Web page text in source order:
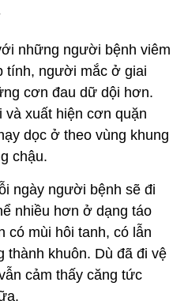
những người bệnh viêm
tính, người mắc ở giai
cơn đau dữ dội hơn.
và xuất hiện cơn quặn
dọc ở theo vùng khung
chậu.
ngày người bệnh sẽ đi
nhiều hơn ở dạng táo
có mùi hôi tanh, có lẫn
thành khuôn. Dù đã đi vệ
cảm thấy căng tức